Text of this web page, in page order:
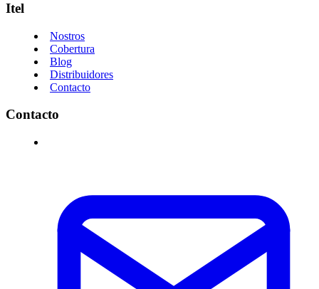
Itel
Nostros
Cobertura
Blog
Distribuidores
Contacto
Contacto